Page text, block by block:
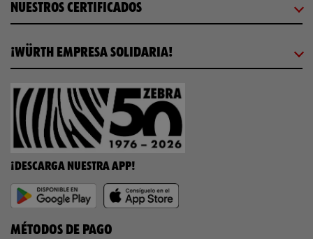
NUESTROS CERTIFICADOS
¡WÜRTH EMPRESA SOLIDARIA!
¡DESCARGA NUESTRA APP!
MÉTODOS DE PAGO